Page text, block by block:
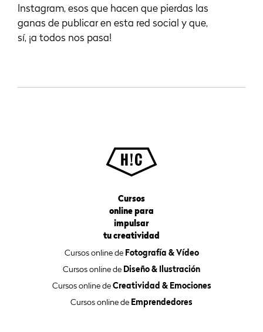
Instagram, esos que hacen que pierdas las
ganas de publicar en esta red social y que,
sí, ¡a todos nos pasa!
Cursos
online para
impulsar
tu creatividad
Cursos online de Fotografía & Vídeo
Cursos online de Diseño & Ilustración
Cursos online de Creatividad & Emociones
Cursos online de Emprendedores